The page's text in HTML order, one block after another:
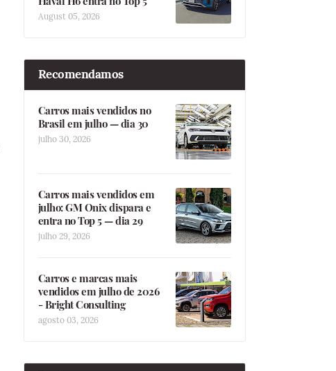
August 05, 2026
Recomendamos
Carros mais vendidos no
Brasil em julho — dia 30
julho 30, 2026
Carros mais vendidos em
julho: GM Onix dispara e
entra no Top 5 — dia 29
julho 29, 2026
Carros e marcas mais
vendidos em julho de 2026
- Bright Consulting
agosto 03, 2026